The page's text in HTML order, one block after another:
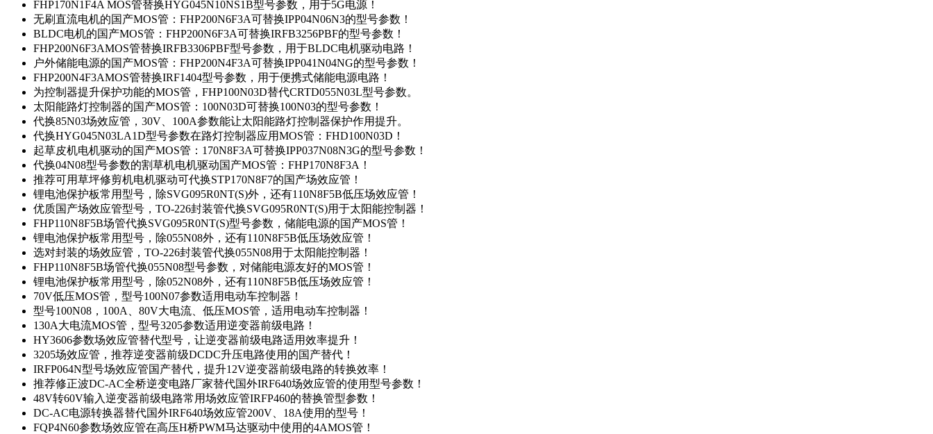
FHP170N1F4A MOS管替换HYG045N10NS1B型号参数，用于5G电源！
无刷直流电机的国产MOS管：FHP200N6F3A可替换IPP04N06N3的型号参数！
BLDC电机的国产MOS管：FHP200N6F3A可替换IRFB3256PBF的型号参数！
FHP200N6F3AMOS管替换IRFB3306PBF型号参数，用于BLDC电机驱动电路！
户外储能电源的国产MOS管：FHP200N4F3A可替换IPP041N04NG的型号参数！
FHP200N4F3AMOS管替换IRF1404型号参数，用于便携式储能电源电路！
为控制器提升保护功能的MOS管，FHP100N03D替代CRTD055N03L型号参数。
太阳能路灯控制器的国产MOS管：100N03D可替换100N03的型号参数！
代换85N03场效应管，30V、100A参数能让太阳能路灯控制器保护作用提升。
代换HYG045N03LA1D型号参数在路灯控制器应用MOS管：FHD100N03D！
起草皮机电机驱动的国产MOS管：170N8F3A可替换IPP037N08N3G的型号参数！
代换04N08型号参数的割草机电机驱动国产MOS管：FHP170N8F3A！
推荐可用草坪修剪机电机驱动可代换STP170N8F7的国产场效应管！
锂电池保护板常用型号，除SVG095R0NT(S)外，还有110N8F5B低压场效应管！
优质国产场效应管型号，TO-226封装管代换SVG095R0NT(S)用于太阳能控制器！
FHP110N8F5B场管代换SVG095R0NT(S)型号参数，储能电源的国产MOS管！
锂电池保护板常用型号，除055N08外，还有110N8F5B低压场效应管！
选对封装的场效应管，TO-226封装管代换055N08用于太阳能控制器！
FHP110N8F5B场管代换055N08型号参数，对储能电源友好的MOS管！
锂电池保护板常用型号，除052N08外，还有110N8F5B低压场效应管！
70V低压MOS管，型号100N07参数适用电动车控制器！
型号100N08，100A、80V大电流、低压MOS管，适用电动车控制器！
130A大电流MOS管，型号3205参数适用逆变器前级电路！
HY3606参数场效应管替代型号，让逆变器前级电路适用效率提升！
3205场效应管，推荐逆变器前级DCDC升压电路使用的国产替代！
IRFP064N型号场效应管国产替代，提升12V逆变器前级电路的转换效率！
推荐修正波DC-AC全桥逆变电路厂家替代国外IRF640场效应管的使用型号参数！
48V转60V输入逆变器前级电路常用场效应管IRFP460的替换管型参数！
DC-AC电源转换器替代国外IRF640场效应管200V、18A使用的型号！
FQP4N60参数场效应管在高压H桥PWM马达驱动中使用的4AMOS管！